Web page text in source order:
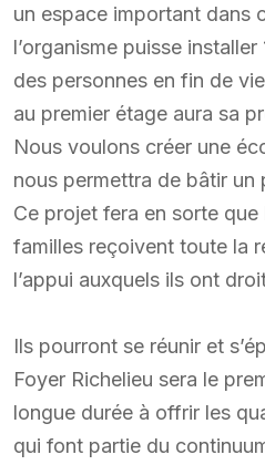
un espace important dans
l’organisme puisse
des personnes en fin de
au premier étage aura sa
Nous voulons créer une
nous permettra de bâtir un
Ce projet fera en sorte que
familles reçoivent toute la
l’appui auxquels ils ont
Ils pourront se réunir et
Foyer Richelieu sera le
longue durée à offrir les
qui font partie du